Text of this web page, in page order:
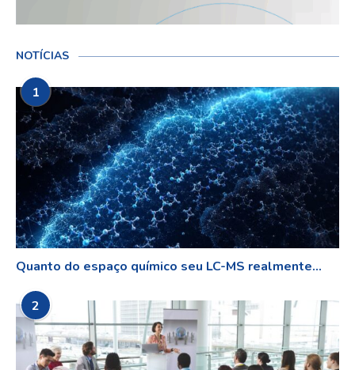
NOTÍCIAS
1
Quanto do espaço químico seu LC-MS realmente...
2